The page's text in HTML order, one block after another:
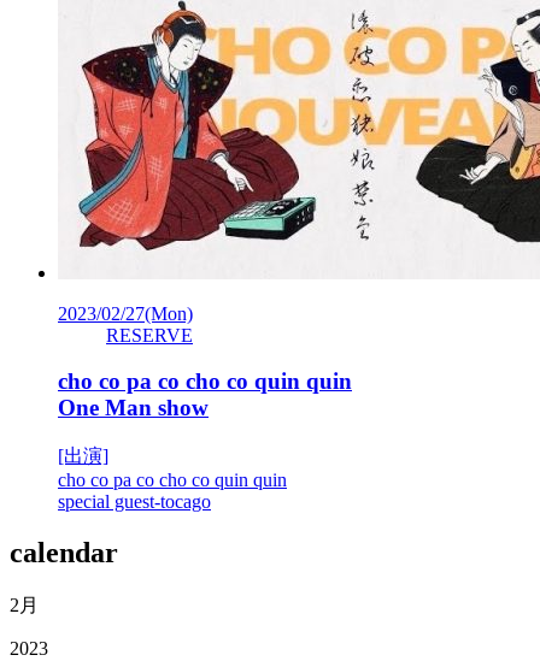
2023/02/27(Mon)
RESERVE
cho co pa co cho co quin quin
One Man show
[出演]
cho co pa co cho co quin quin
special guest-tocago
calendar
2月
2023